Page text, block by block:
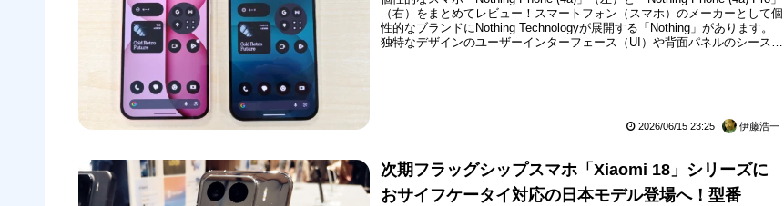
（右）をまとめてレビュー！スマートフォン（スマホ）のメーカーとして個
性的なブランドにNothing Technologyが展開する「Nothing」があります。
独特なデザインのユーザーインターフェース（UI）や背面パネルのシースル
2026/06/15 23:25 伊藤浩一
次期フラッグシップスマホ「Xiaomi 18」シリーズに
おサイフケータイ対応の日本モデル登場へ！型番